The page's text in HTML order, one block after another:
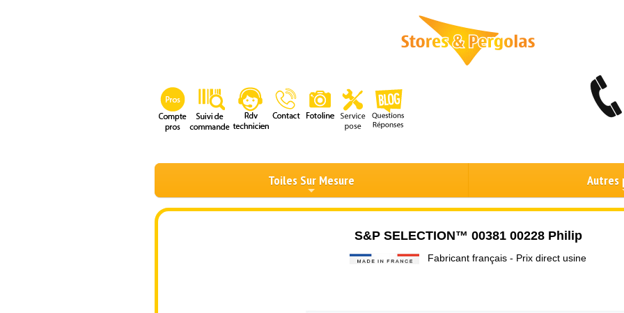
Toiles Sur Mesure Autres
S&P SELECTION™ 00381 00228 Philip
Fabricant français - Prix direct usine